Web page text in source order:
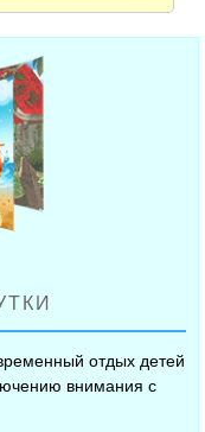
отдых детей
внимания с